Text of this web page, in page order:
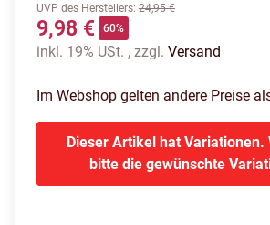
UVP des Herstellers: 24,95 €
9,98 € 60%
inkl. 19% USt. , zzgl. Versand
Im Webshop gelten andere Preise
Dieser Artikel hat Variationen.
bitte die gewünschte